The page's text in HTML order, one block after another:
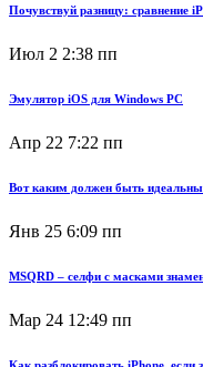
Почувствуй разницу: сравнение
Июл 2 2:38 пп
Эмулятор iOS для Windows PC
Апр 22 7:22 пп
Вот каким должен быть
Янв 25 6:09 пп
MSQRD – селфи с масками
Мар 24 12:49 пп